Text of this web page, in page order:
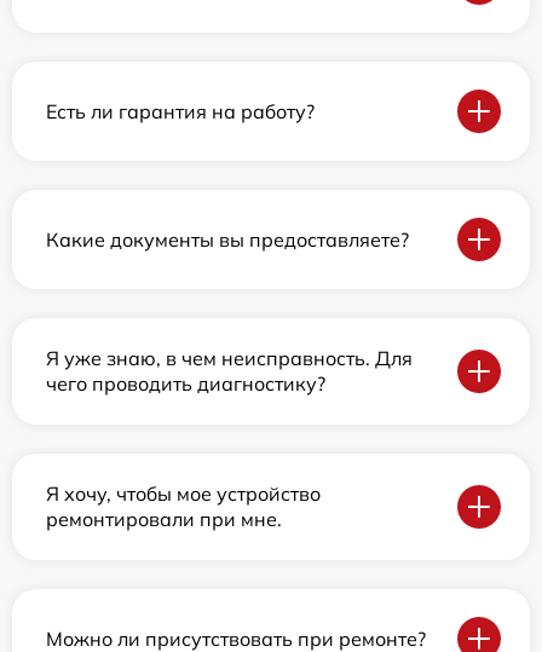
Есть ли гарантия на работу?
Какие документы вы предоставляете?
Я уже знаю, в чем неисправность. Для
чего проводить диагностику?
Я хочу, чтобы мое устройство
ремонтировали при мне.
Можно ли присутствовать при ремонте?